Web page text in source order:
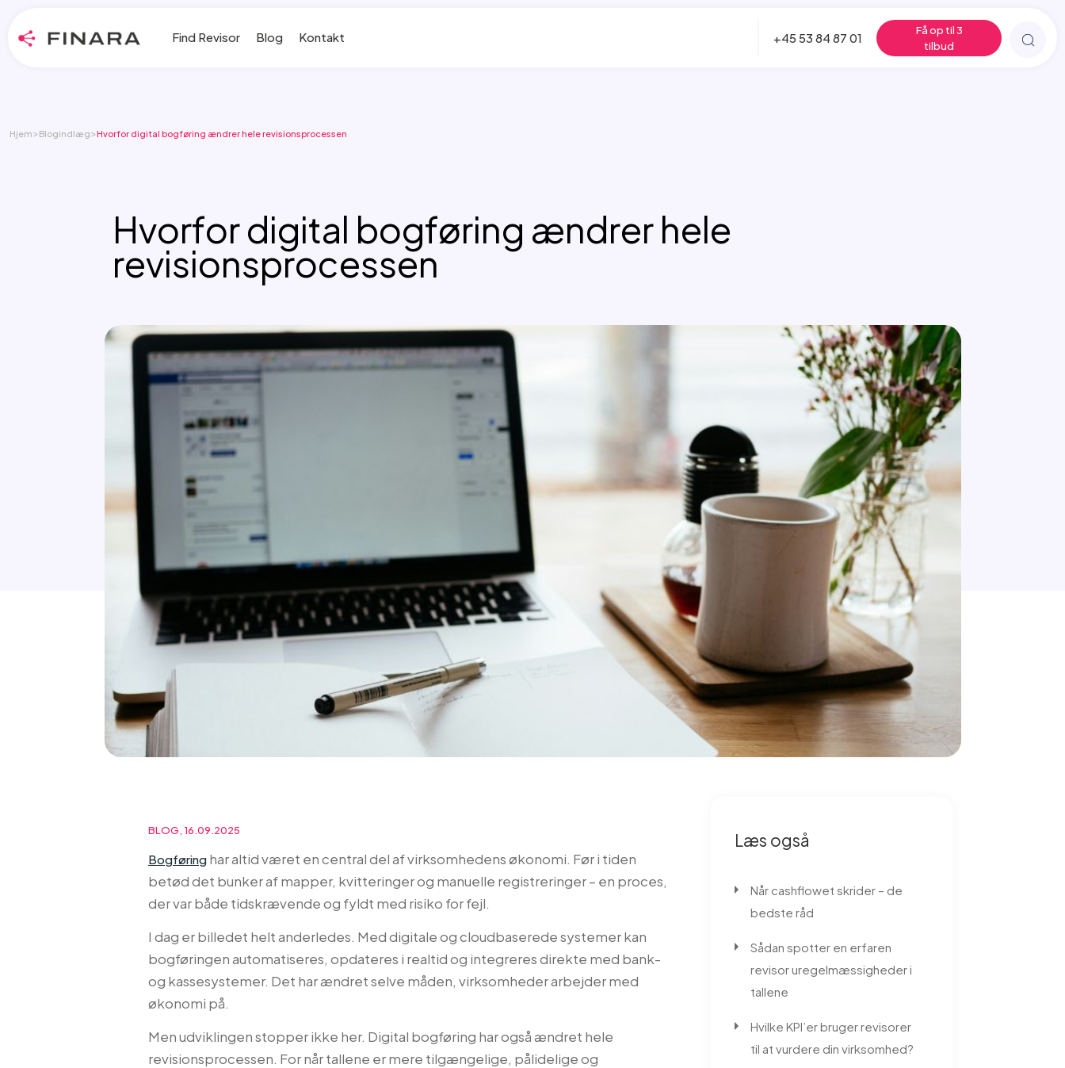
Find Revisor Blog Kontakt +45 53 84 87 01
Få op til 3
tilbud
Hjem>Blogindlæg>Hvorfor digital bogføring ændrer hele revisionsprocessen
Hvorfor digital bogføring ændrer hele
revisionsprocessen
BLOG, 16.09.2025
Bogføring har altid været en central del af virksomhedens økonomi. Før i tiden
betød det bunker af mapper, kvitteringer og manuelle registreringer – en proces,
der var både tidskrævende og fyldt med risiko for fejl.
I dag er billedet helt anderledes. Med digitale og cloudbaserede systemer kan
bogføringen automatiseres, opdateres i realtid og integreres direkte med bank-
og kassesystemer. Det har ændret selve måden, virksomheder arbejder med
økonomi på.
Men udviklingen stopper ikke her. Digital bogføring har også ændret hele
revisionsprocessen. For når tallene er mere tilgængelige, pålidelige og
Læs også
Når cashflowet skrider – de
bedste råd
Sådan spotter en erfaren
revisor uregelmæssigheder i
tallene
Hvilke KPI’er bruger revisorer
til at vurdere din virksomhed?